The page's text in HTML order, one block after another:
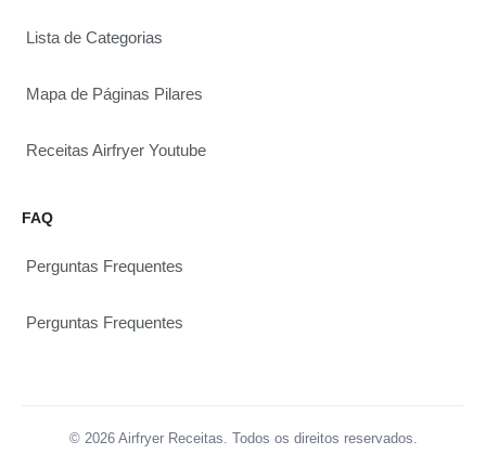
Lista de Categorias
Mapa de Páginas Pilares
Receitas Airfryer Youtube
FAQ
Perguntas Frequentes
Perguntas Frequentes
© 2026 Airfryer Receitas. Todos os direitos reservados.